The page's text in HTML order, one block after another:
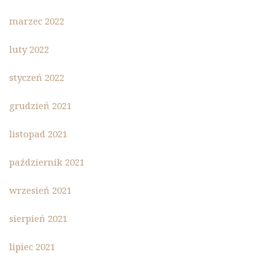
marzec 2022
luty 2022
styczeń 2022
grudzień 2021
listopad 2021
październik 2021
wrzesień 2021
sierpień 2021
lipiec 2021